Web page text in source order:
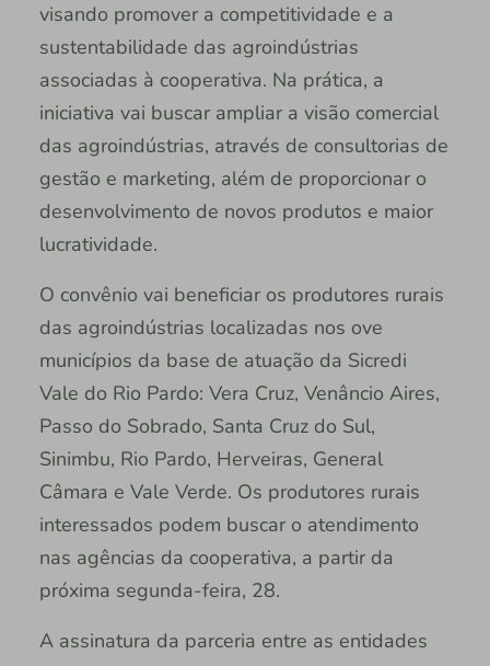
visando promover a competitividade e a
sustentabilidade das agroindústrias
associadas à cooperativa. Na prática, a
iniciativa vai buscar ampliar a visão comercial
das agroindústrias, através de consultorias de
gestão e marketing, além de proporcionar o
desenvolvimento de novos produtos e maior
lucratividade.
O convênio vai beneficiar os produtores rurais
das agroindústrias localizadas nos ove
municípios da base de atuação da Sicredi
Vale do Rio Pardo: Vera Cruz, Venâncio Aires,
Passo do Sobrado, Santa Cruz do Sul,
Sinimbu, Rio Pardo, Herveiras, General
Câmara e Vale Verde. Os produtores rurais
interessados podem buscar o atendimento
nas agências da cooperativa, a partir da
próxima segunda-feira, 28.
A assinatura da parceria entre as entidades